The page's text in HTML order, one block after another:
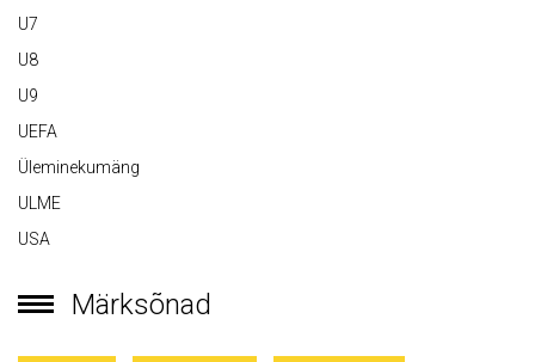
U7
U8
U9
UEFA
Üleminekumäng
ULME
USA
Märksõnad